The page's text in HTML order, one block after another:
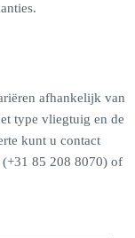
afhankelijk van
type vliegtuig en de
kunt u contact
(+31 85 208 8070) of